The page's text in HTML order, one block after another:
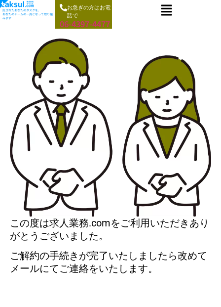
託されたあなたのタスクを、
あなたのチームの一員となって取り組
みます
お急ぎの方はお電
話で
06-4397-4477
この度は求人業務.comをご利用いただきあり
がとうございました。
ご解約の手続きが完了いたしましたら改めて
メールにてご連絡をいたします。